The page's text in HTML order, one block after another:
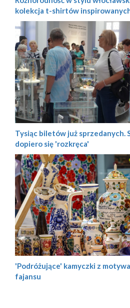
kolekcja t-shirtów
Tysiąc biletów już sprzedanych.
dopiero się 'rozkręca'
'Podróżujące' kamyczki z
fajansu